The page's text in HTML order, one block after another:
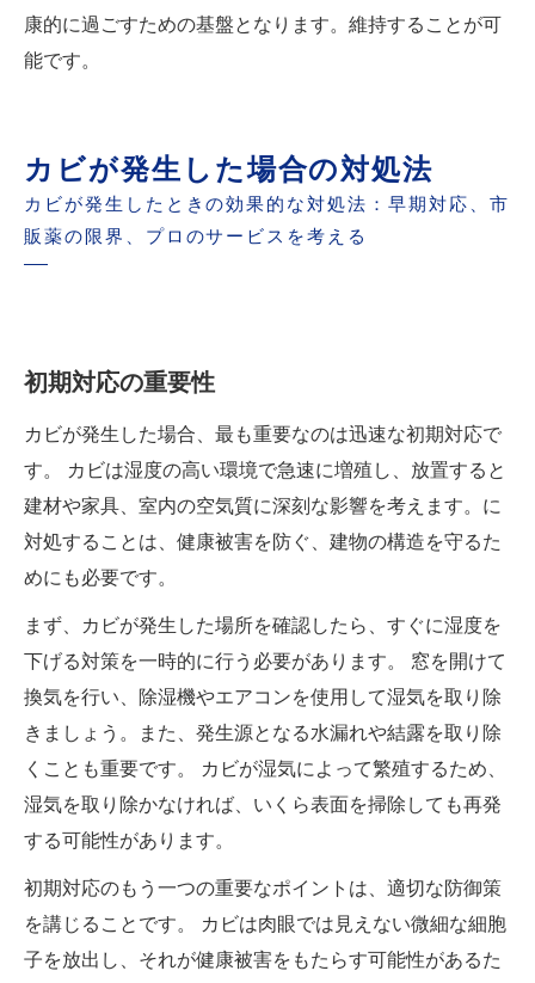
康的に過ごすための基盤となります。維持することが可
能です。
カビが発生した場合の対処法
カビが発生したときの効果的な対処法：早期対応、市
販薬の限界、プロのサービスを考える
初期対応の重要性
カビが発生した場合、最も重要なのは迅速な初期対応で
す。 カビは湿度の高い環境で急速に増殖し、放置すると
建材や家具、室内の空気質に深刻な影響を考えます。に
対処することは、健康被害を防ぐ、建物の構造を守るた
めにも必要です。
まず、カビが発生した場所を確認したら、すぐに湿度を
下げる対策を一時的に行う必要があります。 窓を開けて
換気を行い、除湿機やエアコンを使用して湿気を取り除
きましょう。また、発生源となる水漏れや結露を取り除
くことも重要です。 カビが湿気によって繁殖するため、
湿気を取り除かなければ、いくら表面を掃除しても再発
する可能性があります。
初期対応のもう一つの重要なポイントは、適切な防御策
を講じることです。 カビは肉眼では見えない微細な細胞
子を放出し、それが健康被害をもたらす可能性があるた